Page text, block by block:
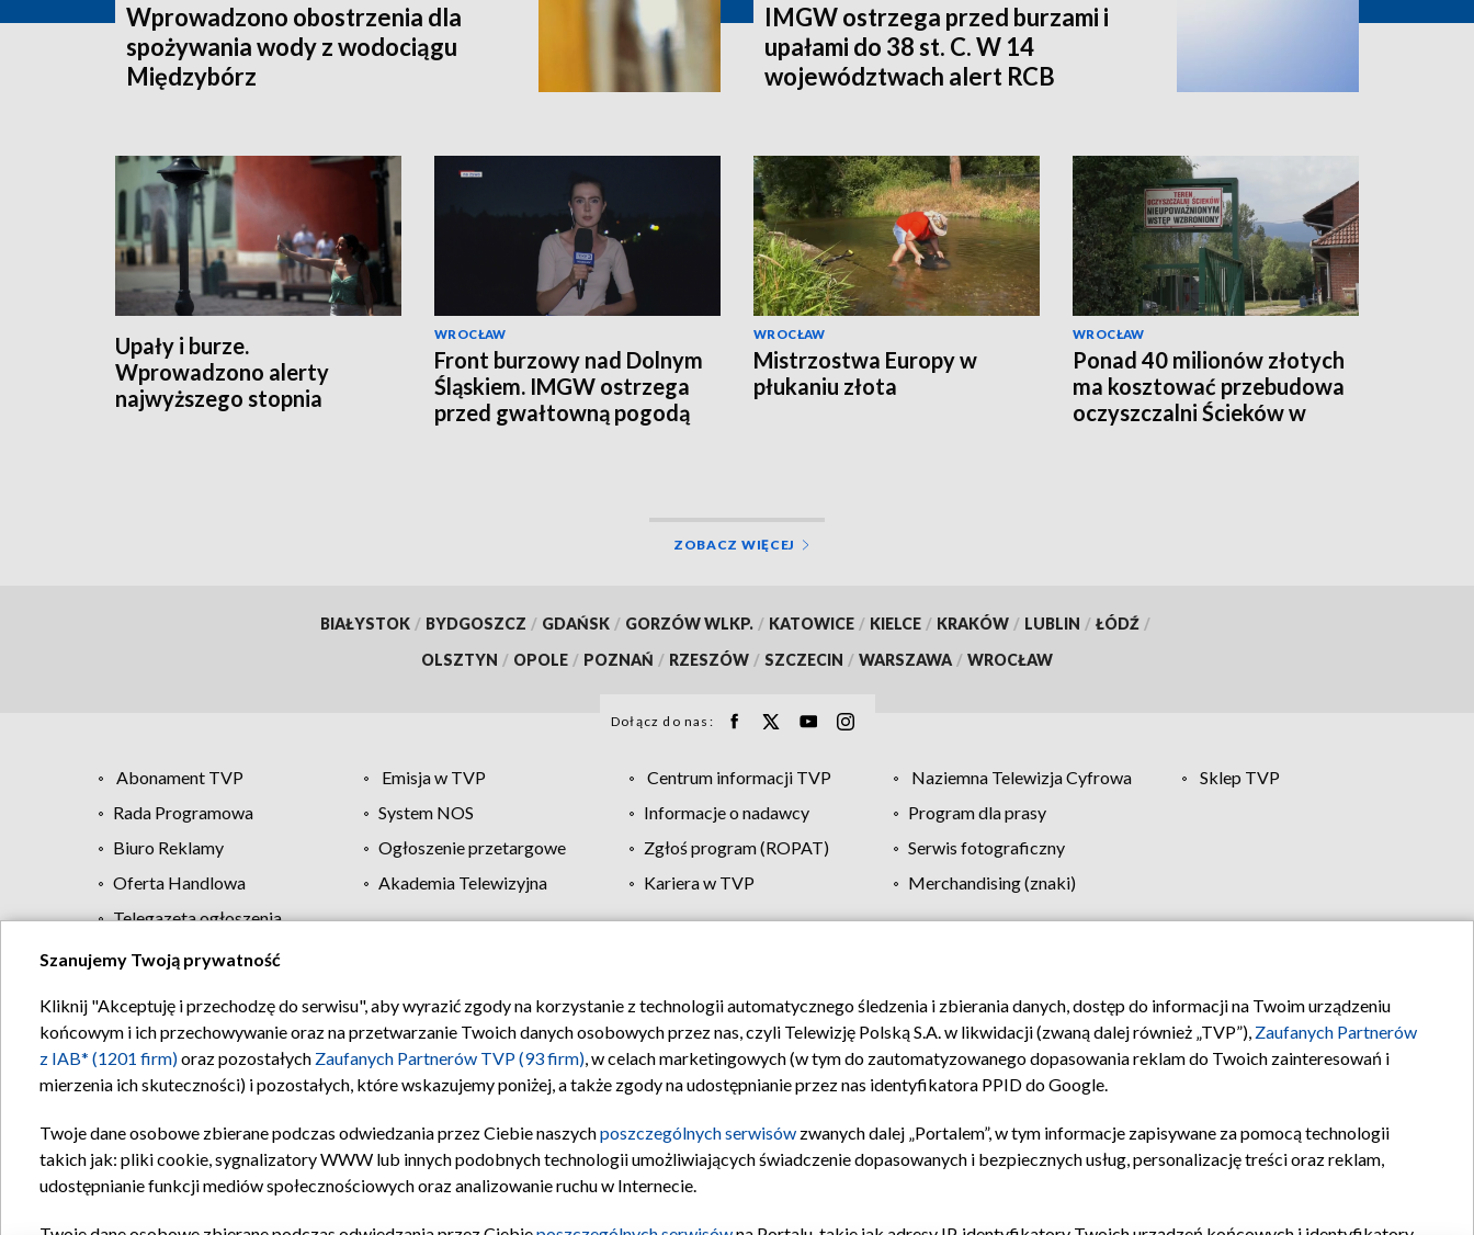
Wprowadzono obostrzenia dla
spożywania wody z wodociągu
Międzybórz
IMGW ostrzega przed burzami i
upałami do 38 st. C. W 14
województwach alert RCB
Upały i burze.
Wprowadzono alerty
najwyższego stopnia
WROCŁAW
Front burzowy nad Dolnym
Śląskiem. IMGW ostrzega
przed gwałtowną pogodą
WROCŁAW
Mistrzostwa Europy w
płukaniu złota
WROCŁAW
Ponad 40 milionów złotych
ma kosztować przebudowa
oczyszczalni Ścieków w
ZOBACZ WIĘCEJ
BIAŁYSTOK / BYDGOSZCZ / GDAŃSK / GORZÓW WLKP. / KATOWICE / KIELCE / KRAKÓW / LUBLIN / ŁÓDŹ /
OLSZTYN / OPOLE / POZNAŃ / RZESZÓW / SZCZECIN / WARSZAWA / WROCŁAW
Dołącz do nas:
Abonament TVP Emisja w TVP Centrum informacji TVP Naziemna Telewizja Cyfrowa
Sklep TVP
Rada Programowa
System NOS Informacje o nadawcy
Program dla prasy
Biuro Reklamy
Ogłoszenie przetargowe Zgłoś program (ROPAT)
Serwis fotograficzny
Oferta Handlowa
Akademia Telewizyjna Kariera w TVP
Merchandising (znaki)
Telegazeta ogłoszenia
Regulamin TVP Polityka prywatności Moje zgody Pomoc Biuro reklamy Kontakt
Szanujemy Twoją prywatność
Kliknij "Akceptuję i przechodzę do serwisu", aby wyrazić zgody na korzystanie z technologii automatycznego śledzenia i zbierania danych, dostęp do informacji na Twoim urządzeniu
końcowym i ich przechowywanie oraz na przetwarzanie Twoich danych osobowych przez nas, czyli Telewizję Polską S.A. w likwidacji (zwaną dalej również „TVP”), Zaufanych Partnerów
z IAB* (1201 firm)oraz pozostałych Zaufanych Partnerów TVP (93 firm), w celach marketingowych (w tym do zautomatyzowanego dopasowania reklam do Twoich zainteresowań i
mierzenia ich skuteczności) i pozostałych, które wskazujemy poniżej, a także zgody na udostępnianie przez nas identyfikatora PPID do Google.
Twoje dane osobowe zbierane podczas odwiedzania przez Ciebie naszychposzczególnych serwisów zwanych dalej „Portalem”, w tym informacje zapisywane za pomocą technologii
takich jak: pliki cookie, sygnalizatory WWW lub innych podobnych technologii umożliwiających świadczenie dopasowanych i bezpiecznych usług, personalizację treści oraz reklam,
udostępnianie funkcji mediów społecznościowych oraz analizowanie ruchu w Internecie.